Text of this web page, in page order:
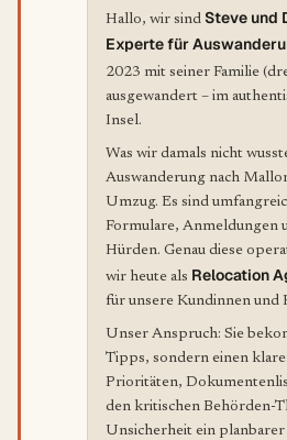
Hallo, wir sind Steve und
Experte für
2023 mit seiner Familie
ausgewandert – im
Insel.
Was wir damals nicht
Auswanderung nach
Umzug. Es sind
Formulare, Anmeldungen
Hürden. Genau diese
wir heute als Relocation
für unsere Kundinnen und
Unser Anspruch: Sie
Tipps, sondern einen
Prioritäten,
den kritischen Behörden-
Unsicherheit ein planbarer